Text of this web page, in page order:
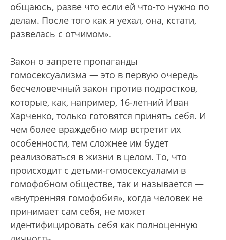
общаюсь, разве что если ей что-то нужно по
делам. После того как я уехал, она, кстати,
развелась с отчимом».
Закон о запрете пропаганды
гомосексуализма — это в первую очередь
бесчеловечный закон против подростков,
которые, как, например, 16-летний Иван
Харченко, только готовятся принять себя. И
чем более враждебно мир встретит их
особенности, тем сложнее им будет
реализоваться в жизни в целом. То, что
происходит с детьми-гомосексуалами в
гомофобном обществе, так и называется —
«внутренняя гомофобия», когда человек не
принимает сам себя, не может
идентифицировать себя как полноценную